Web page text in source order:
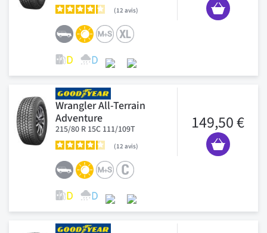
12 avis
Wrangler All-Terrain
Adventure
215/80 R 15C 111/109T
12 avis
149,50 €